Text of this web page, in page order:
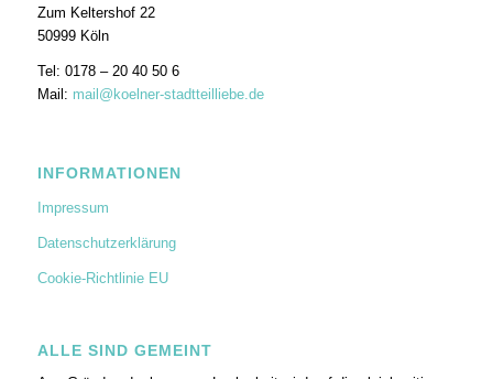
Zum Keltershof 22
50999 Köln
Tel: 0178 – 20 40 50 6
Mail: mail@koelner-stadtteilliebe.de
INFORMATIONEN
Impressum
Datenschutzerklärung
Cookie-Richtlinie EU
ALLE SIND GEMEINT